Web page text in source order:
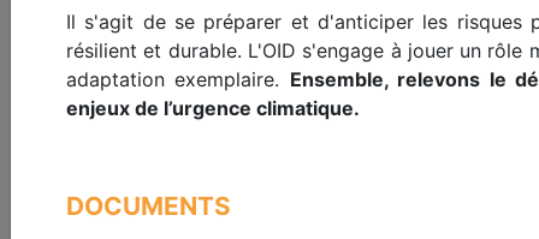
692 resources match your search
Open
Member
Il s'agit de se préparer et d'anticiper les risques
résilient et durable. L'OID s'engage à jouer un
adaptation exemplaire. Ensemble, relevons le
enjeux de l’urgence climatique.
DOCUMENTS